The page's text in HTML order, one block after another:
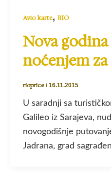
Avio karte, RIO
Nova
noćenjem za
rioprice /16.11.2015
U saradnji sa
Galileo iz Sarajeva,
novogodišnje
Jadrana, grad